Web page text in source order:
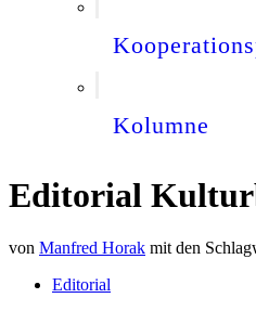
Kolumne
Editorial
von Manfred Horak mit den
Editorial